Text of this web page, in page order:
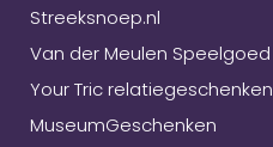
Streeksnoep.nl
Van der Meulen Speelgoed
Your Tric relatiegeschenken
MuseumGeschenken